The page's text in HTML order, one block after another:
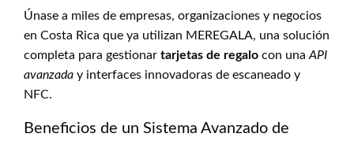
Únase a miles de empresas, organizaciones y negocios
en Costa Rica que ya utilizan MEREGALA, una solución
completa para gestionar tarjetas de regalo con una API
avanzada y interfaces innovadoras de escaneado y
NFC.
Beneficios de un Sistema Avanzado de